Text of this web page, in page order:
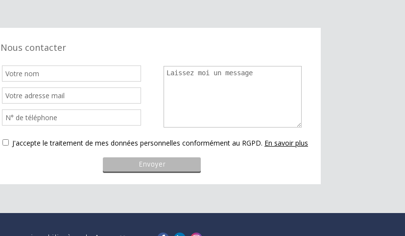
Nous contacter
J'accepte le traitement de mes données personnelles conformément au RGPD. En savoir plus